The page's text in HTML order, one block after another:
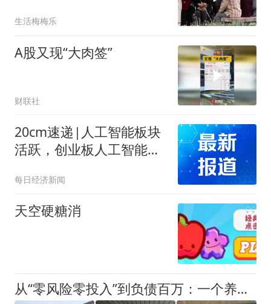
生活梅梅乐
A股又现“大肉签”
财联社
20cm速递|人工智能板块
活跃，创业板人工智能
2%冲击三连涨
每日经济新闻
天空硬糖消
从“零风险零投入”到负债百万：一个养牛项目崩盘后，谁该为农户的贷款买单丨红星调查